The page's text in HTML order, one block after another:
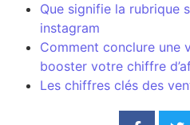
Que signifie la rubrique
instagram
Comment conclure une
booster votre chiffre
Les chiffres clés des